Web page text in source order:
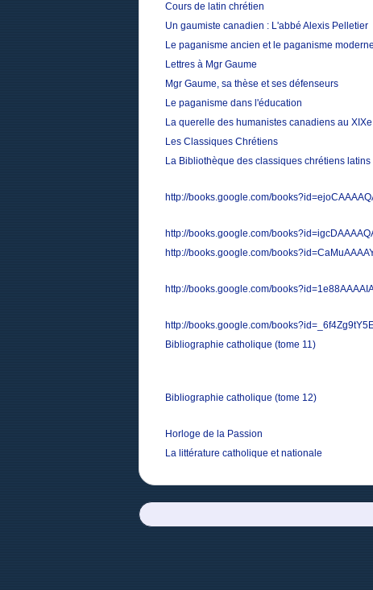
Cours de latin chrétien
Un gaumiste canadien : L'abbé Alexis Pelletier
Le paganisme ancien et le paganisme moderne
Lettres à Mgr Gaume
Mgr Gaume, sa thèse et ses défenseurs
Le paganisme dans l'éducation
La querelle des humanistes canadiens au
Les Classiques Chrétiens
La Bibliothèque des classiques chrétiens
http://books.google.com/
http://books.google.com/
http://books.google.com/
http://books.google.com/
http://books.google.com/
Bibliographie catholique (tome 11)
Bibliographie catholique (tome 12)
Horloge de la Passion
La littérature catholique et nationale